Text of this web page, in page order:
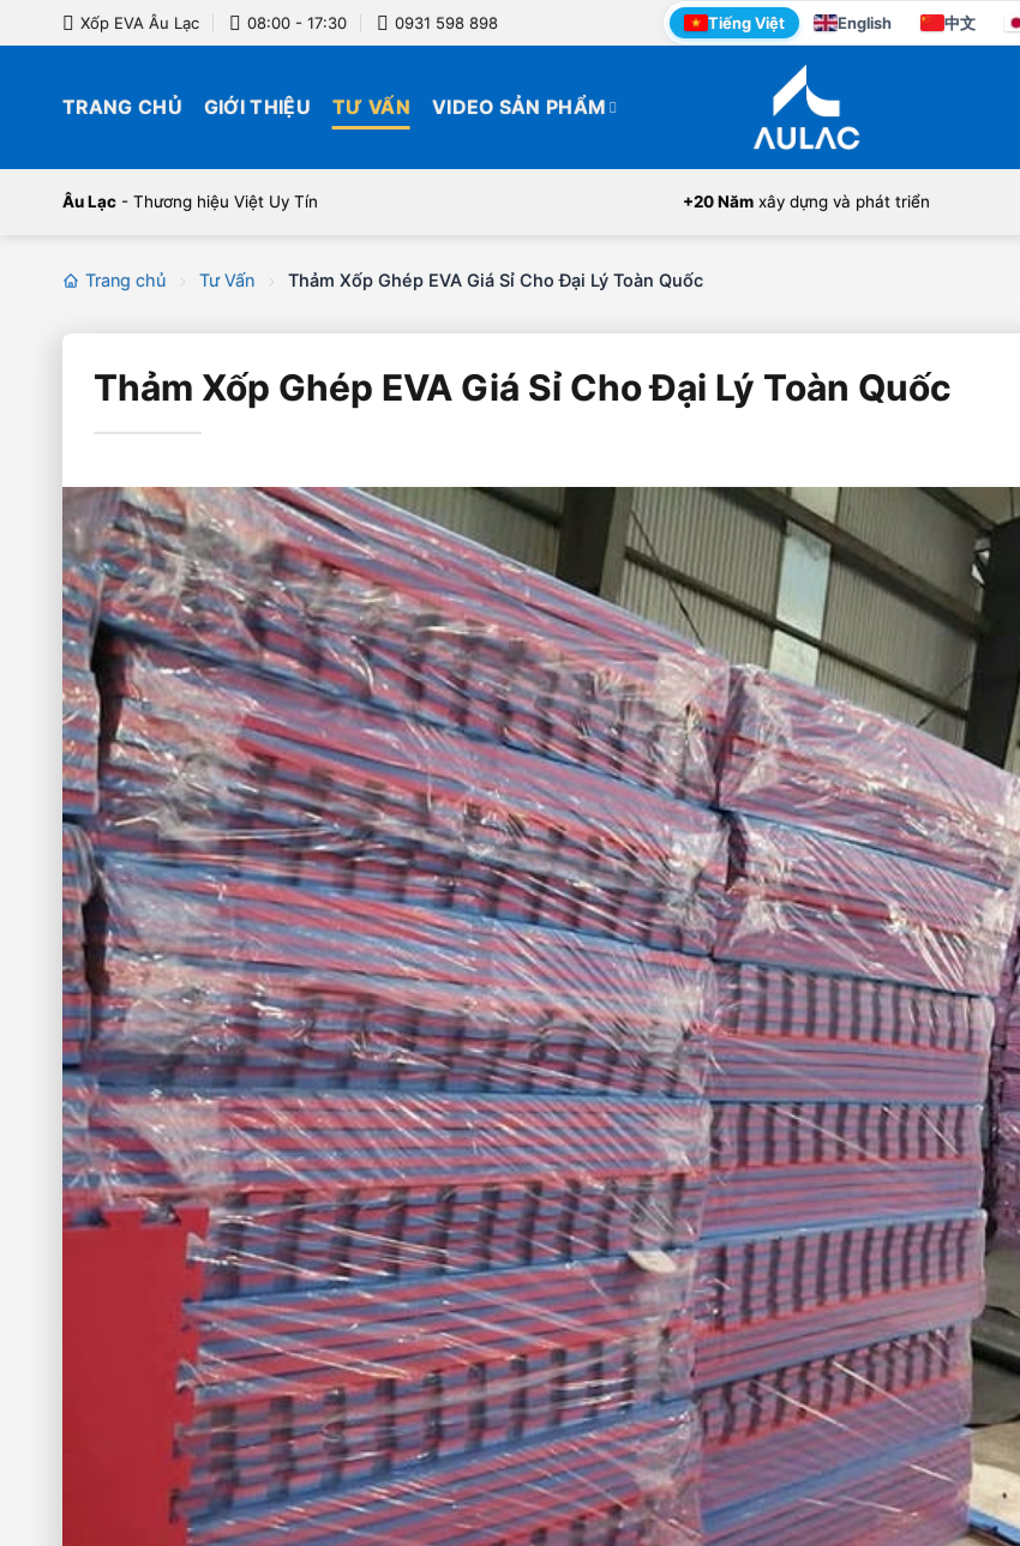
qua
Xốp EVA Âu Lạc 08:00 - 17:30 0931 598 898 Tiếng Việt English 中文
TRANG CHỦ GIỚI THIỆU TƯ VẤN VIDEO SẢN PHẨM
Âu Lạc - Thương hiệu Việt Uy Tín +20 Năm xây dựng và phát triển
Trang chủ Tư Vấn Thảm Xốp Ghép EVA Giá Sỉ Cho Đại Lý Toàn Quốc
Thảm Xốp Ghép EVA Giá Sỉ Cho Đại Lý Toàn Quốc